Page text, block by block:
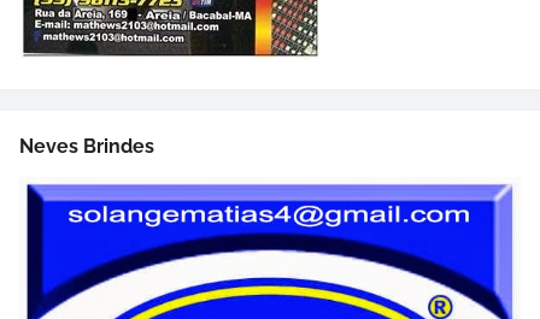
Neves Brindes